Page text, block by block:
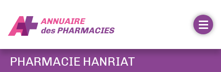
ANNUAIRE
desPHARMACIES
PHARMACIE HANRIAT